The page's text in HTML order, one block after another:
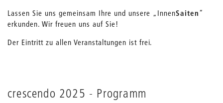
Lassen Sie uns gemeinsam Ihre und unsere „InnenSaiten“
erkunden. Wir freuen uns auf Sie!
Der Eintritt zu allen Veranstaltungen ist frei.
crescendo 2025 - Programm